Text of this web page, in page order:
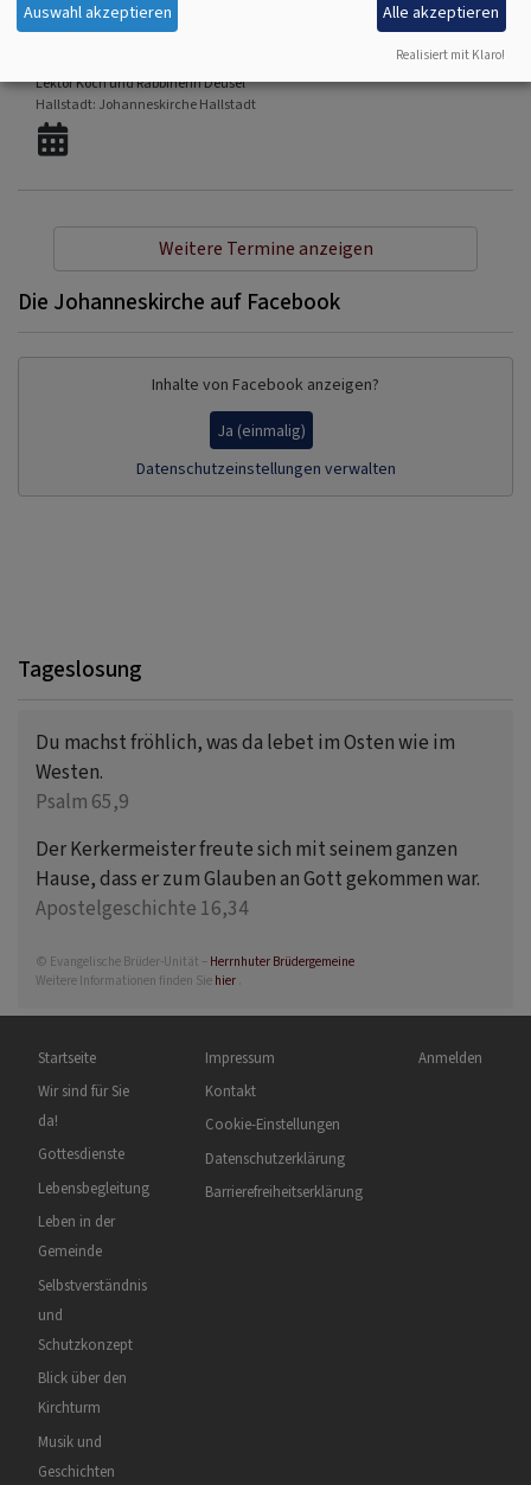
So, 16.8. 10 Uhr
Gottesdienst - anschließend Kirchenkaffee
Lektor Koch und Rabbinerin Deusel
Hallstadt Johanneskirche Hallstadt
Weitere Termine anzeigen
Die Johanneskirche auf Facebook
Inhalte von Facebook anzeigen?
Ja (einmalig)
Datenschutzeinstellungen verwalten
Tageslosung
Du machst fröhlich, was da lebet im Osten wie im
Westen.
Psalm 65,9
Der Kerkermeister freute sich mit seinem ganzen
Hause, dass er zum Glauben an Gott gekommen war.
Apostelgeschichte 16,34
© Evangelische Brüder-Unität – Herrnhuter Brüdergemeine
Weitere Informationen finden Sie hier .
Hauptnavigation
Startseite
Wir sind für Sie
da!
Gottesdienste
Lebensbegleitung
Leben in der
Gemeinde
Selbstverständnis
und
Schutzkonzept
Blick über den
Kirchturm
Musik und
Geschichten
Fußbereichsmenü
Impressum
Kontakt
Cookie-Einstellungen
Datenschutzerklärung
Barrierefreiheitserklärung
Benutzermenü
Anmelden
Auswahl akzeptieren Alle akzeptieren
Realisiert mit Klaro!